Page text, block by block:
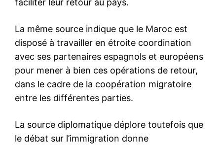
S'ABONNER MAINTENANT
Insight Publications